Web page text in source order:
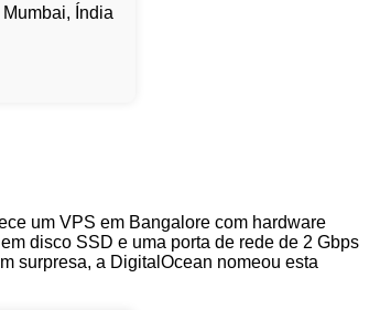
Mumbai, Índia
um VPS em Bangalore com hardware
disco SSD e uma porta de rede de 2 Gbps
surpresa, a DigitalOcean nomeou esta